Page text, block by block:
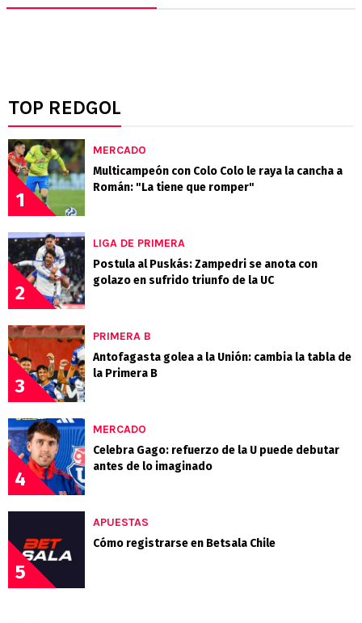
TOP REDGOL
1
MERCADO
Multicampeón con Colo Colo le raya la cancha a
Román: "La tiene que romper"
2
LIGA DE PRIMERA
Postula al Puskás: Zampedri se anota con
golazo en sufrido triunfo de la UC
3
PRIMERA B
Antofagasta golea a la Unión: cambia la tabla de
la Primera B
4
MERCADO
Celebra Gago: refuerzo de la U puede debutar
antes de lo imaginado
5
APUESTAS
Cómo registrarse en Betsala Chile